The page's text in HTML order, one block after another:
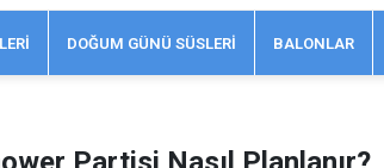
DOĞUM GÜNÜ SÜSLERİ BALONLAR